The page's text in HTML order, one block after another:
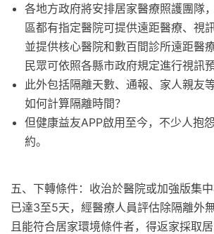
各地方政府將安排居家醫療照護團隊
區都有指定醫院可提供遠距醫療、視
並提供核心醫院和數百間診所遠距醫
民眾可依照各縣市政府規定進行視訊預
此外包括隔離天數、通報、家人親友
如何計算隔離時間？
但健康益友APP啟用至今，不少人抱
約。
五、下轉條件：收治於醫院或加強版集
已達3至5天，經醫療人員評估除隔離外
且能符合居家環境條件者，得返家採取